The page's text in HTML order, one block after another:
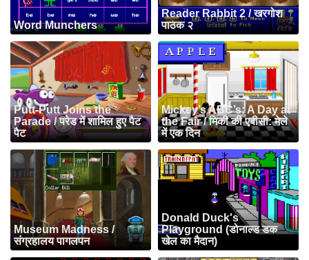
Word Munchers
Reader Rabbit 2 / खरगोश
पाठक २
Putt-Putt Joins the
Parade / परेड में शामिल हुए पैट
पैट
Mickey’s ABC’s: A Day at
the Fair / मिकी की एबीसी: मेले
में एक दिन
Museum Madness /
संग्रहालय पागलपन
Donald Duck's
Playground (डोनाल्ड डक
खेल का मैदान)